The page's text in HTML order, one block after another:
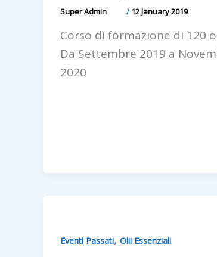
Super Admin /12 January 2019
Corso di formazione di 120
Da Settembre 2019 a
2020
Eventi Passati, Olii Essenziali